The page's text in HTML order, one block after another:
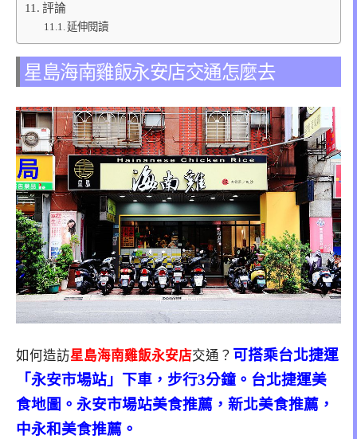
評論
延伸閱讀
星島海南雞飯永安店交通怎麼去
如何造訪星島海南雞飯永安店交通？ 可搭乘台北捷運
「永安市場站」下車，步行3分鐘。台北捷運美
食地圖。永安市場站美食推薦，新北美食推薦，
中永和美食推薦。